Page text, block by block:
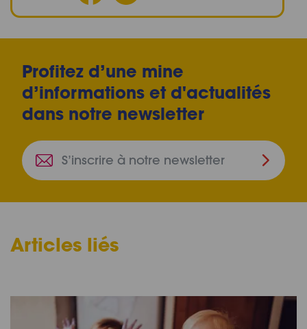
Profitez d’une mine
d’informations et d'actualités
dans notre newsletter
à
Articles liés